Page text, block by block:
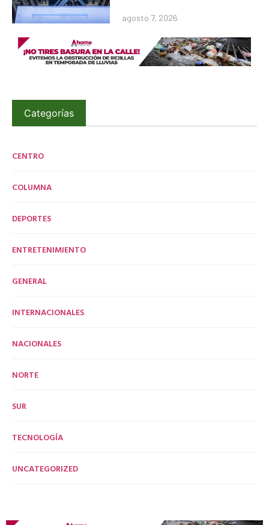
agosto 7, 2026
Categorías
CENTRO
COLUMNA
DEPORTES
ENTRETENIMIENTO
GENERAL
INTERNACIONALES
NACIONALES
NORTE
SUR
TECNOLOGÍA
UNCATEGORIZED